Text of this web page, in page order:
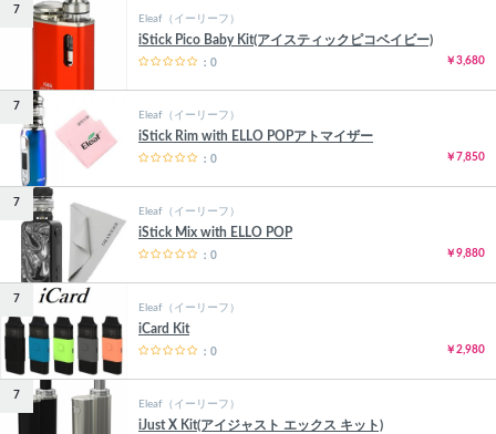
7
Eleaf（イーリーフ）
iStick Pico Baby Kit(アイスティックピコベイビー)
：0 ￥3,680
7
Eleaf（イーリーフ）
iStick Rim with ELLO POPアトマイザー
：0 ￥7,850
7
Eleaf（イーリーフ）
iStick Mix with ELLO POP
：0 ￥9,880
7
Eleaf（イーリーフ）
iCard Kit
：0 ￥2,980
7
Eleaf（イーリーフ）
iJust X Kit(アイジャスト エックス キット)